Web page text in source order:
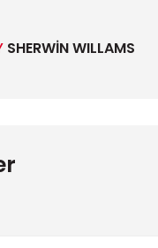
SHERWİN WILLAMS